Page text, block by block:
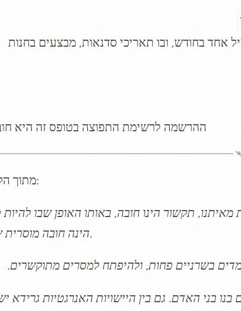
אחד בחודש, ובו תאריכי סדנאות, מבצעים בחנות
* ההרשמה לרשימת התפוצה בטופס זה היא
מתוך הקורס:
הינה חובה מוסרית שלנו.
בשרניים פחות, ולהיפתח למסרים מתוקשרים.
בני האדם. גם בין היישויות האנרגטיות גרידא